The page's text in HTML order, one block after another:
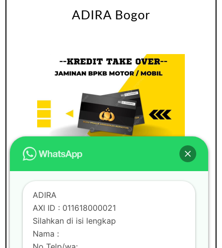
ADIRA Bogor
MOBIL
PINDAH KEASING
PINJAMAN UANG
TAKE OVER BPKB MOBIL
KREDIT MOBIL
TANPA BI CHECKING
TOP UP PINJAMAN
ADIRA
AXI ID : 011618000021
Silahkan di isi lengkap
Nama :